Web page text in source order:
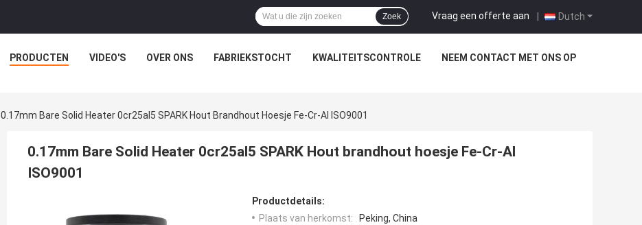
Dutch
Vraag een offerte aan |
Zoek
PRODUCTEN VIDEO'S OVER ONS FABRIEKSTOCHT KWALITEITSCONTROLE NEEM CONTACT MET ONS OP
0.17mm Bare Solid Heater 0cr25al5 SPARK Hout Brandhout Hoesje Fe-Cr-Al ISO9001
0.17mm Bare Solid Heater 0cr25al5 SPARK Hout brandhout hoesje Fe-Cr-Al
ISO9001
Productdetails:
Plaats van herkomst:
Peking, China